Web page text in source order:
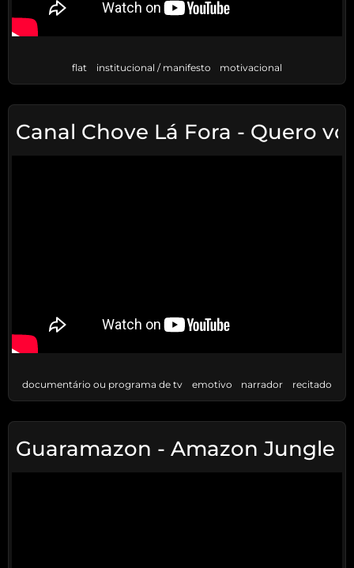
flat institucional / manifesto motivacional
Canal Chove Lá Fora - Quero
documentário ou programa de tv emotivo narrador recitado
Guaramazon - Amazon Jungle